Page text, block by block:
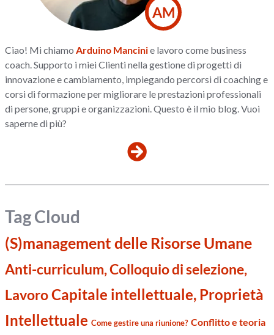
AM
Ciao! Mi chiamo Arduino Mancinie lavoro come business
coach. Supporto i miei Clienti nella gestione di progetti di
innovazione e cambiamento, impiegando percorsi di coaching e
corsi di formazione per migliorare le prestazioni professionali
di persone, gruppi e organizzazioni. Questo è il mio blog. Vuoi
saperne di più?
Tag Cloud
(S)management delle Risorse Umane
Anti-curriculum, Colloquio di selezione,
LavoroCapitale intellettuale, Proprietà
Intellettuale Come gestire una riunione? Conflitto e teoria